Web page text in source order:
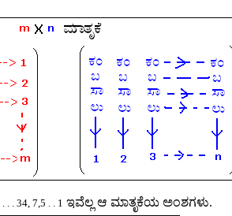
. . . 34, 7,5 . . 1 ಇವೆಲ್ಲ ಆ ಮಾತೃಕೆಯ ಅಂಶಗಳು.